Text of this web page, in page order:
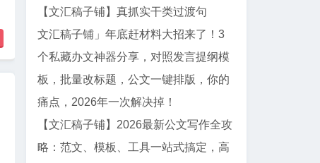
【文汇稿子铺】真抓实干类过渡句
文汇稿子铺」年底赶材料大招来了！3
个私藏办文神器分享，对照发言提纲模
板，批量改标题，公文一键排版，你的
痛点，2026年一次解决掉！
【文汇稿子铺】2026最新公文写作全攻
略：范文、模板、工具一站式搞定，高